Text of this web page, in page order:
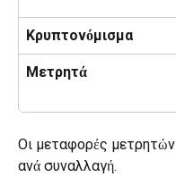
Κρυπτονόμισμα
Μετρητά
Οι μεταφορές μετρητών
ανά συναλλαγή.